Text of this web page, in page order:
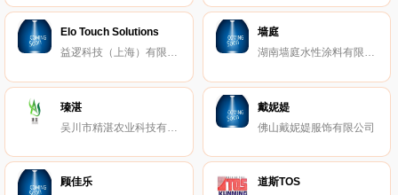
Elo Touch Solutions
益逻科技（上海）有限公司
墙庭
湖南墙庭水性涂料有限公司
瑧湛
吴川市精湛农业科技有限公司
戴妮媞
佛山戴妮媞服饰有限公司
顾佳乐
道斯TOS